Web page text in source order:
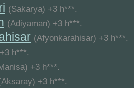
(Sakarya) +3 h***.
(Adiyaman) +3 h***.
(Afyonkarahisar) +3 h***.
h***.
+3 h***.
+3 h***.